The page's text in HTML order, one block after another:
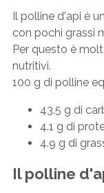
Il polline d'api è
con pochi grassi
Per questo è
nutritivi.
100 g di polline
43.5 g di
4.1 g di
4.9 g di
Il polline